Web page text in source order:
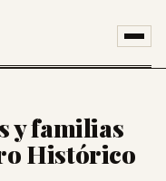
y familias
Histórico